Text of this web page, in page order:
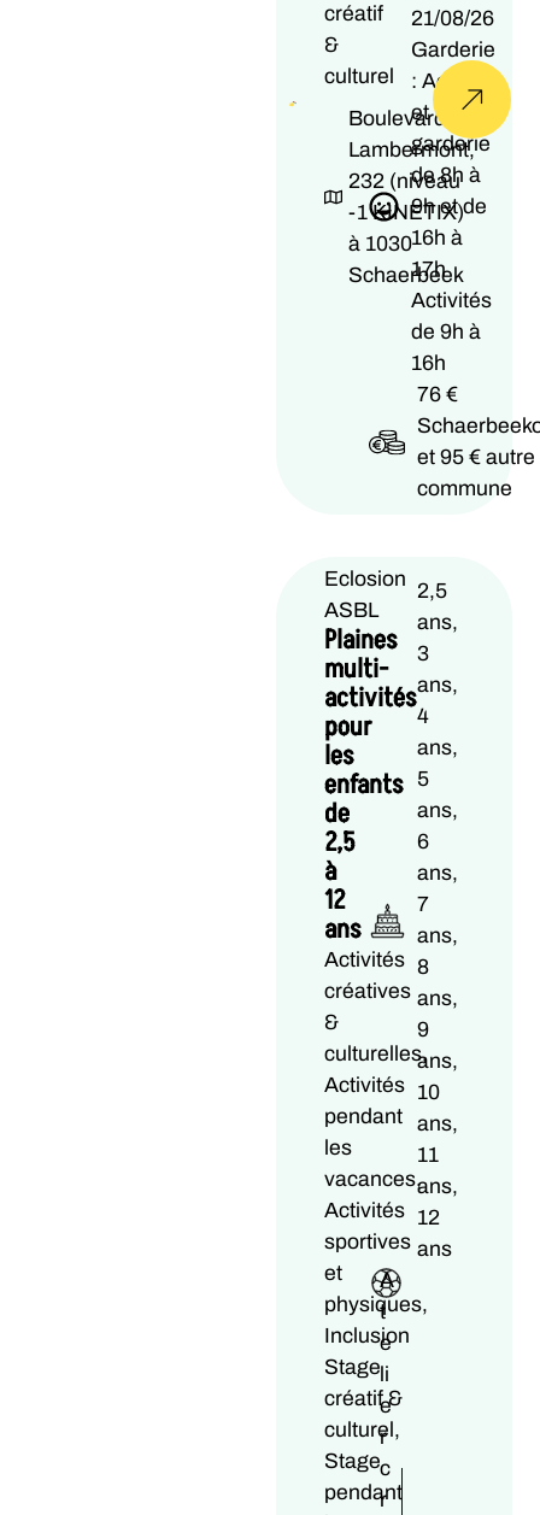
créatif
&
culturel
Boulevard
Lambermont,
232 (niveau
-1 KINETIX)
à 1030
Schaerbeek
21/08/26
Garderie
: Accueil
et
garderie
de 8h à
9h et de
16h à
17h
Activités
de 9h à
16h
76 €
et 95 € autre
commune
Eclosion
ASBL
Plaines
multi-
activités
pour
les
enfants
de
2,5
à
12
ans
Activités
créatives
&
culturelles,
Activités
pendant
les
vacances,
Activités
sportives
et
physiques,
Inclusion
Stage
créatif &
culturel,
Stage
pendant
2,5
ans,
3
ans,
4
ans,
5
ans,
6
ans,
7
ans,
8
ans,
9
ans,
10
ans,
11
ans,
12
ans
A
t
e
li
e
r
c
r